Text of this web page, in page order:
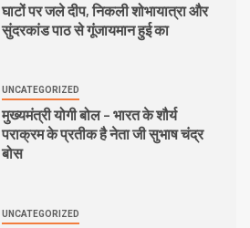
घाटों पर जले दीप, निकली शोभायात्रा और
सुंदरकांड पाठ से गूंजायमान हुई का
UNCATEGORIZED
मुख्यमंत्री योगी बोल – भारत के शौर्य
पराक्रम के प्रतीक है नेता जी सुभाष चंद्र
बोस
UNCATEGORIZED